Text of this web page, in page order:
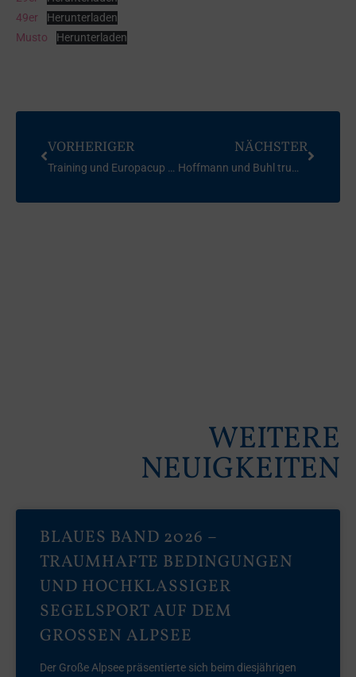
49er
Herunterladen
Musto
Herunterladen
VORHERIGER
Training und Europacup Laser am Gardasee
NÄCHSTER
Hoffmann und Buhl trumpfen in Kiel auf
WEITERE
NEUIGKEITEN
BLAUES BAND 2026 –
TRAUMHAFTE BEDINGUNGEN
UND HOCHKLASSIGER
SEGELSPORT AUF DEM
GROSSEN ALPSEE
Der Große Alpsee präsentierte sich beim diesjährigen